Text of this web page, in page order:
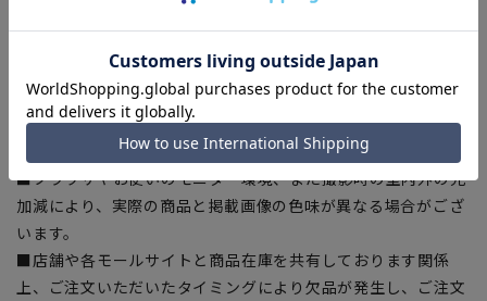
干の誤差が生じる場合がございます。予めご了承ください。
■サイズスペックは仕上がりサイズを記載しております。一
部、商品現物におすすめサイズ(ヌードサイズ)を記載している
商品もございます。
■ブラウザやお使いのモニター環境、また撮影時の室内外の光
加減により、実際の商品と掲載画像の色味が異なる場合がござ
います。
■店舗や各モールサイトと商品在庫を共有しております関係
上、ご注文いただいたタイミングにより欠品が発生し、ご注文